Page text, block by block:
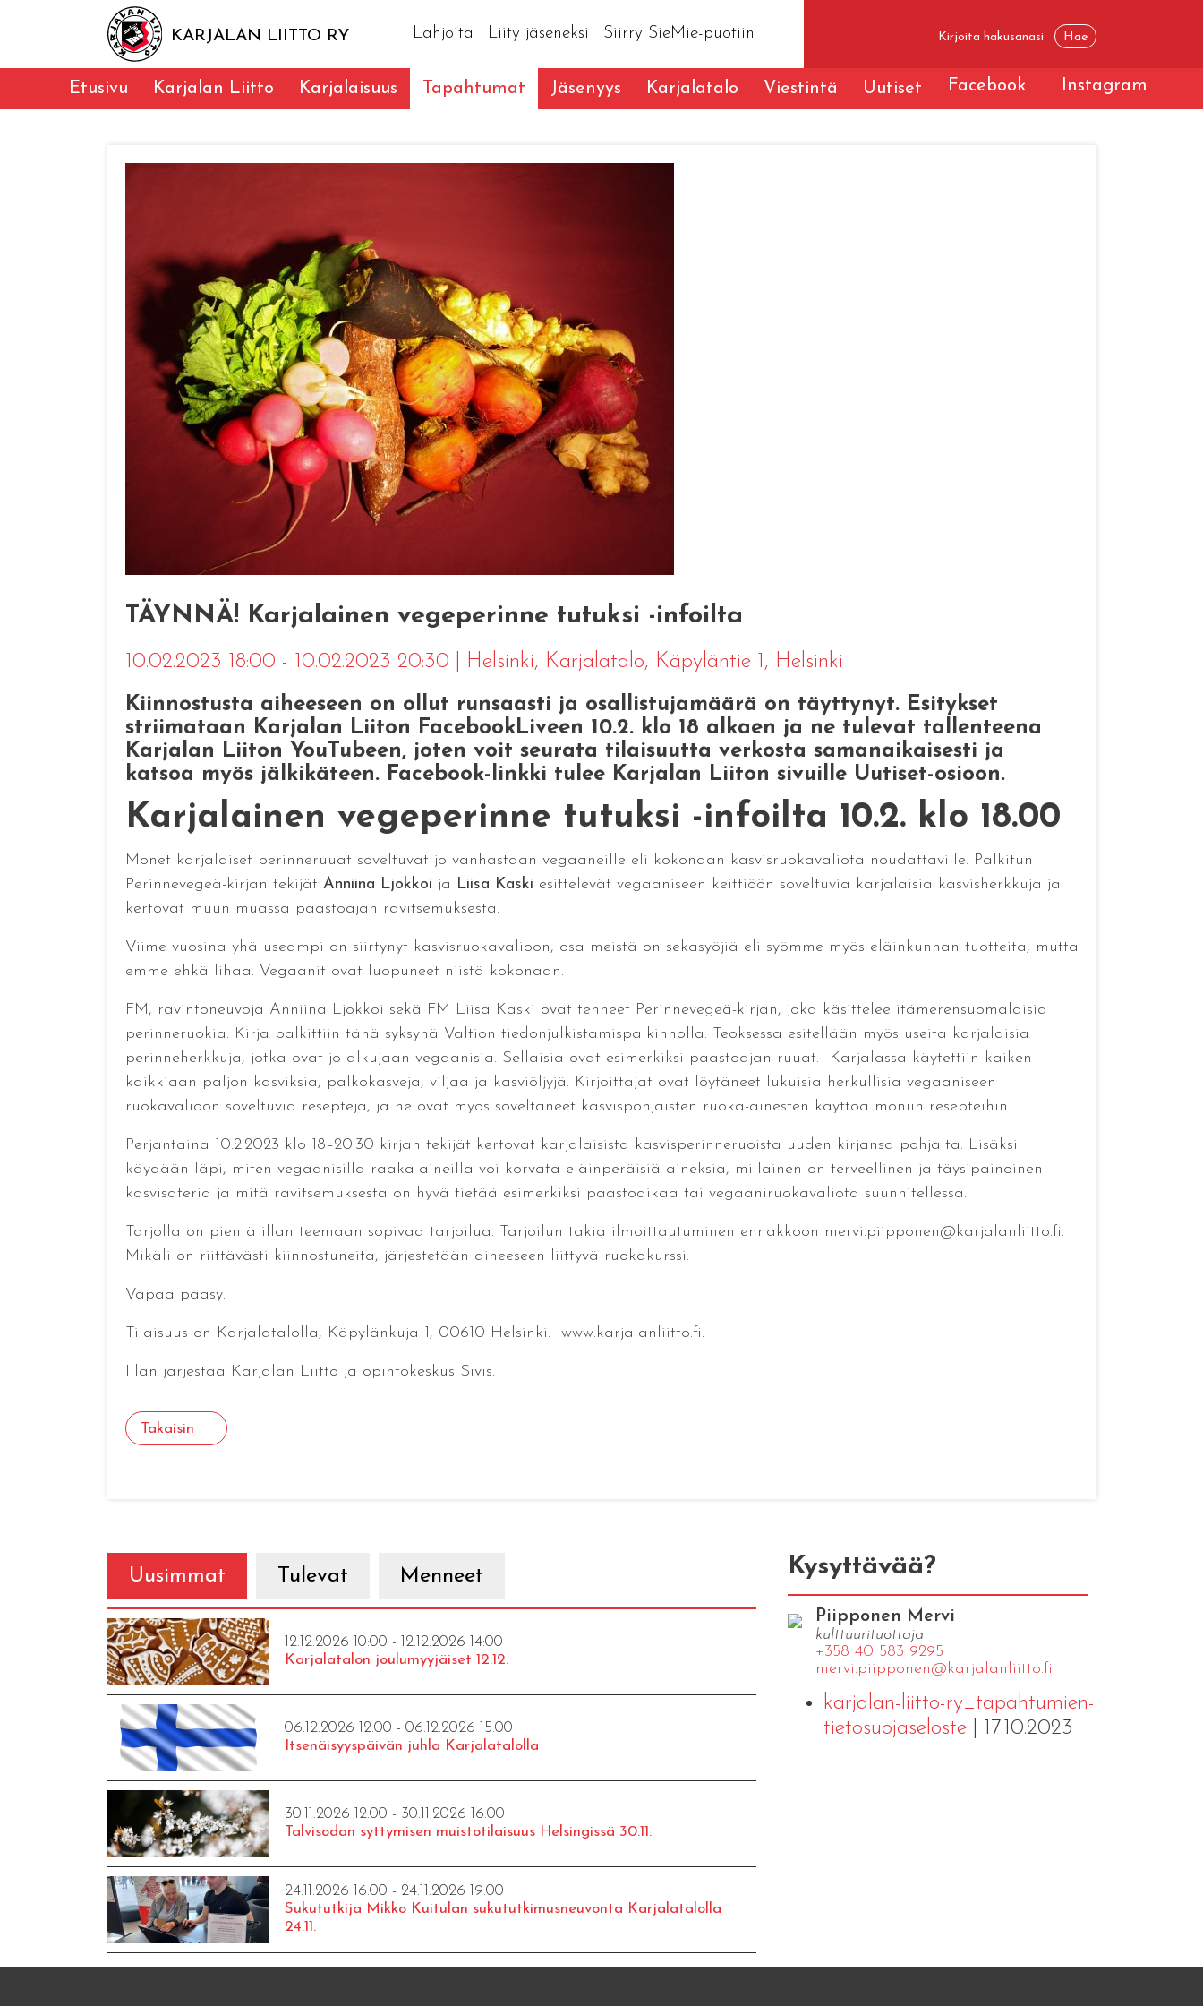
KARJALAN LIITTO RY Lahjoita Liity jäseneksi Siirry SieMie-puotiin
Etusivu Karjalan Liitto Karjalaisuus Tapahtumat Jäsenyys Karjalatalo Viestintä Uutiset Facebook Instagram
TÄYNNÄ! Karjalainen vegeperinne tutuksi -infoilta
10.02.2023 18:00 - 10.02.2023 20:30 Helsinki, Karjalatalo, Käpyläntie 1, Helsinki
Kiinnostusta aiheeseen on ollut runsaasti ja osallistujamäärä on täyttynyt. Esitykset
striimataan Karjalan Liiton FacebookLiveen 10.2. klo 18 alkaen ja ne tulevat tallenteena
Karjalan Liiton YouTubeen, joten voit seurata tilaisuutta verkosta samanaikaisesti ja
katsoa myös jälkikäteen. Facebook-linkki tulee Karjalan Liiton sivuille Uutiset-osioon.
Karjalainen vegeperinne tutuksi -infoilta 10.2. klo 18.00
Monet karjalaiset perinneruuat soveltuvat jo vanhastaan vegaaneille eli kokonaan kasvisruokavaliota noudattaville. Palkitun
Perinnevegeä-kirjan tekijät Anniina Ljokkoi ja Liisa Kaski esittelevät vegaaniseen keittiöön soveltuvia karjalaisia kasvisherkkuja ja
kertovat muun muassa paastoajan ravitsemuksesta.
Viime vuosina yhä useampi on siirtynyt kasvisruokavalioon, osa meistä on sekasyöjiä eli syömme myös eläinkunnan tuotteita, mutta
emme ehkä lihaa. Vegaanit ovat luopuneet niistä kokonaan.
FM, ravintoneuvoja Anniina Ljokkoi sekä FM Liisa Kaski ovat tehneet Perinnevegeä-kirjan, joka käsittelee itämerensuomalaisia
perinneruokia. Kirja palkittiin tänä syksynä Valtion tiedonjulkistamispalkinnolla. Teoksessa esitellään myös useita karjalaisia
perinneherkkuja, jotka ovat jo alkujaan vegaanisia. Sellaisia ovat esimerkiksi paastoajan ruuat. Karjalassa käytettiin kaiken
kaikkiaan paljon kasviksia, palkokasveja, viljaa ja kasviöljyjä. Kirjoittajat ovat löytäneet lukuisia herkullisia vegaaniseen
ruokavalioon soveltuvia reseptejä, ja he ovat myös soveltaneet kasvispohjaisten ruoka-ainesten käyttöä moniin resepteihin.
Perjantaina 10.2.2023 klo 18–20.30 kirjan tekijät kertovat karjalaisista kasvisperinneruoista uuden kirjansa pohjalta. Lisäksi
käydään läpi, miten vegaanisilla raaka-aineilla voi korvata eläinperäisiä aineksia, millainen on terveellinen ja täysipainoinen
kasvisateria ja mitä ravitsemuksesta on hyvä tietää esimerkiksi paastoaikaa tai vegaaniruokavaliota suunnitellessa.
Tarjolla on pientä illan teemaan sopivaa tarjoilua. Tarjoilun takia ilmoittautuminen ennakkoon mervi.piipponen@karjalanliitto.fi.
Mikäli on riittävästi kiinnostuneita, järjestetään aiheeseen liittyvä ruokakurssi.
Vapaa pääsy.
Tilaisuus on Karjalatalolla, Käpylänkuja 1, 00610 Helsinki. www.karjalanliitto.fi.
Illan järjestää Karjalan Liitto ja opintokeskus Sivis.
Takaisin
Uusimmat Tulevat Menneet
12.12.2026 10:00 - 12.12.2026 14:00
Karjalatalon joulumyyjäiset 12.12.
06.12.2026 12:00 - 06.12.2026 15:00
Itsenäisyyspäivän juhla Karjalatalolla
30.11.2026 12:00 - 30.11.2026 16:00
Talvisodan syttymisen muistotilaisuus Helsingissä 30.11.
24.11.2026 16:00 - 24.11.2026 19:00
Sukututkija Mikko Kuitulan sukututkimusneuvonta Karjalatalolla
24.11.
Kysyttävää?
Piipponen Mervi
kulttuurituottaja
+358 40 583 9295
mervi.​piipponen@​kar​jala​nlii​tto.​fi
karjalan-liitto-ry_tapahtumien-
tietosuojaseloste| 17.10.2023